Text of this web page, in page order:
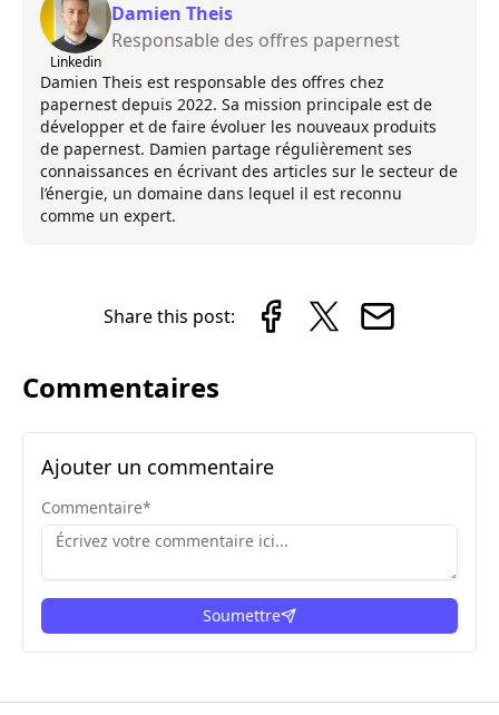
Linkedin
Damien Theis
Responsable des offres papernest
Damien Theis est responsable des offres chez
papernest depuis 2022. Sa mission principale est de
développer et de faire évoluer les nouveaux produits
de papernest. Damien partage régulièrement ses
connaissances en écrivant des articles sur le secteur de
l’énergie, un domaine dans lequel il est reconnu
comme un expert.
Share this post:
Commentaires
Ajouter un commentaire
Commentaire*
Soumettre